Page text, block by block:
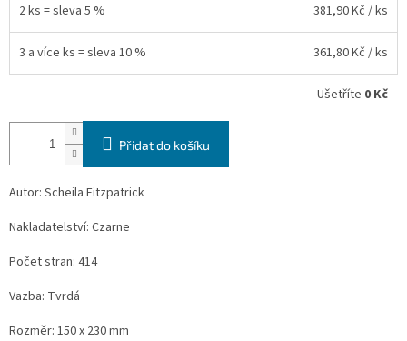
2 ks = sleva 5 % 381,90 Kč / ks
3 a více ks = sleva 10 % 361,80 Kč / ks
Ušetříte 0 Kč
Přidat do košíku
Autor: Scheila Fitzpatrick
Nakladatelství: Czarne
Počet stran: 414
Vazba: Tvrdá
Rozměr: 150 x 230 mm